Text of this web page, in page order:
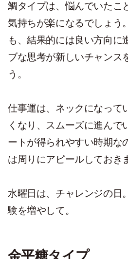
鯛タイプは、悩んでいたこ
気持ちが楽になるでしょう
も、結果的には良い方向に
ブな思考が新しいチャンス
う。
仕事運は、ネックになって
くなり、スムーズに進んで
ートが得られやすい時期な
は周りにアピールしておき
水曜日は、チャレンジの日
験を増やして。
金平糖タイプ